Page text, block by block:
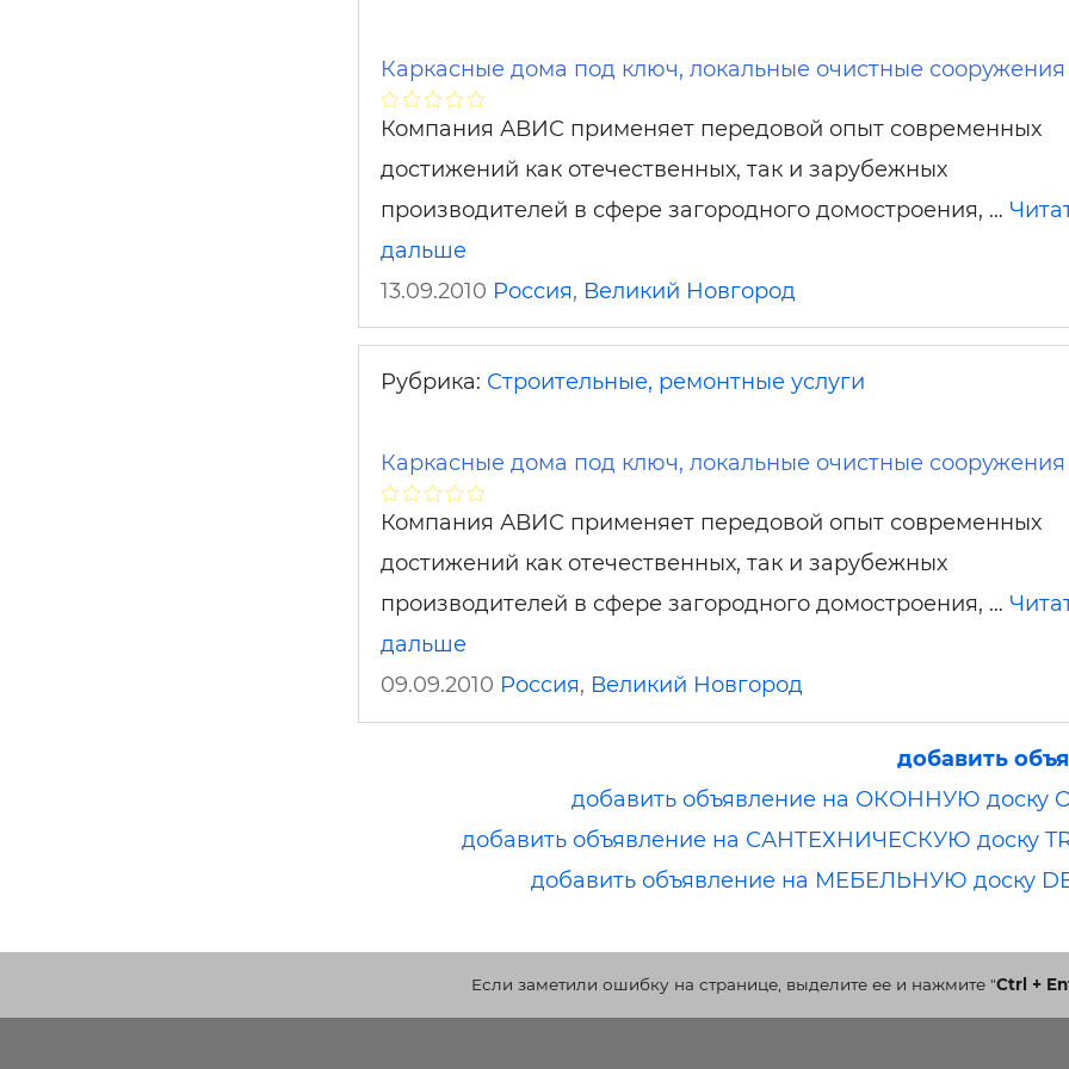
Каркасные дома под ключ, локальные очистные сооружения
Компания АВИС применяет передовой опыт современных
достижений как отечественных, так и зарубежных
производителей в сфере загородного домостроения, …
дальше
13.09.2010 Россия, Великий Новгород
Рубрика: Строительные, ремонтные услуги
Каркасные дома под ключ, локальные очистные сооружения
Компания АВИС применяет передовой опыт современных
достижений как отечественных, так и зарубежных
производителей в сфере загородного домостроения, …
дальше
09.09.2010 Россия, Великий Новгород
добавить
добавить объявление на ОКОННУЮ доску
добавить объявление на САНТЕХНИЧЕСКУЮ доску
добавить объявление на МЕБЕЛЬНУЮ доску
Если заметили ошибку на странице, выделите ее и нажмите"Ctrl +